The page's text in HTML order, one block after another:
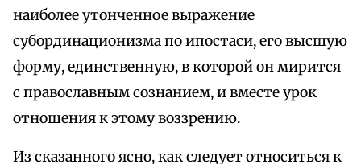
наиболее утонченное выражение
субординационизма по ипостаси, его высшую
форму, единственную, в которой он мирится
с православным сознанием, и вместе урок
отношения к этому воззрению.
Из сказанного ясно, как следует относиться к